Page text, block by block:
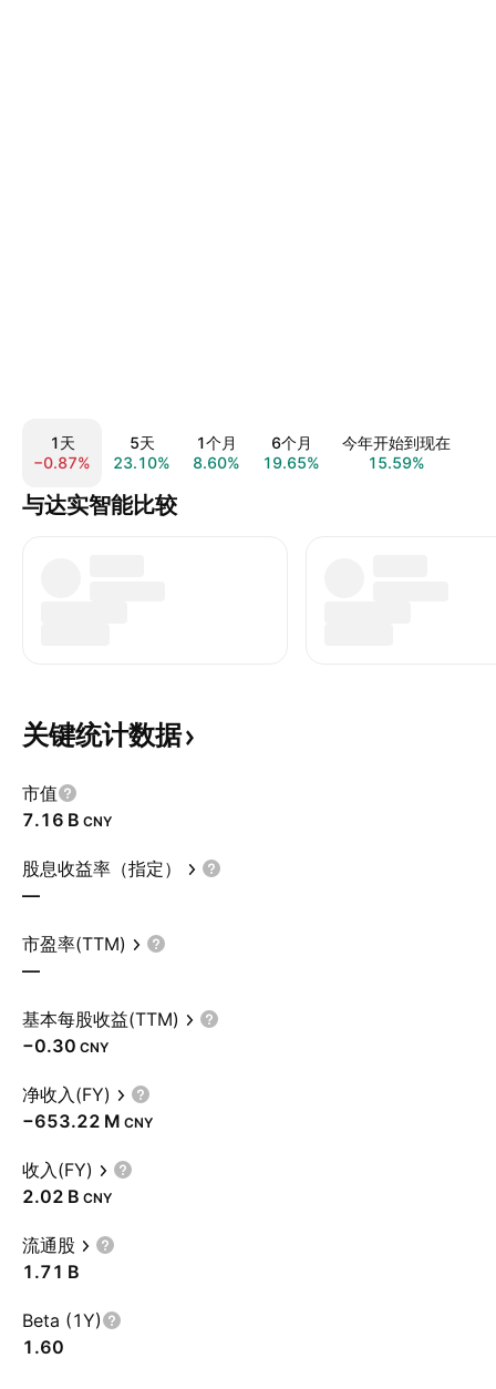
1天
−0.87%
5天
23.10%
1个月
8.60%
6个月
19.65%
今年开始到现在
15.59%
与达实智能比较
关键统计数据
市值
‪7.16 B‬ CNY
股息收益率（指定）
—
市盈率(TTM)
—
基本每股收益(TTM)
−0.30 CNY
净收入(FY)
‪−653.22 M‬ CNY
收入(FY)
‪2.02 B‬ CNY
流通股
‪1.71 B‬
Beta (1Y)
1.60